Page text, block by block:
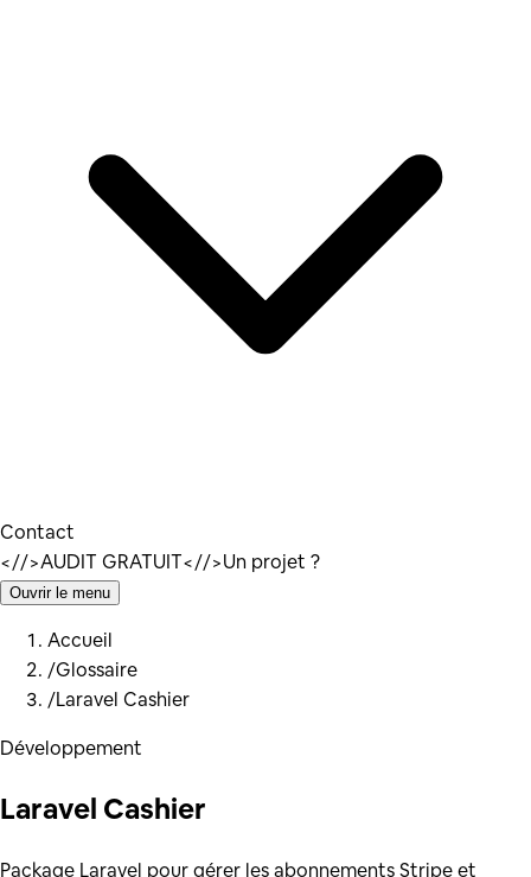
Contact
<//>AUDIT GRATUIT<//>Un projet ?
Ouvrir le menu
Accueil
/Glossaire
/Laravel Cashier
Développement
Laravel Cashier
Package Laravel pour gérer les abonnements Stripe et